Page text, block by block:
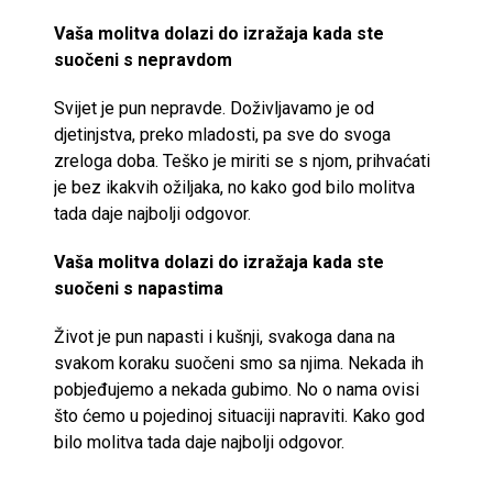
Vaša molitva dolazi do izražaja kada ste
suočeni s nepravdom
Svijet je pun nepravde. Doživljavamo je od
djetinjstva, preko mladosti, pa sve do svoga
zreloga doba. Teško je miriti se s njom, prihvaćati
je bez ikakvih ožiljaka, no kako god bilo molitva
tada daje najbolji odgovor.
Vaša molitva dolazi do izražaja kada ste
suočeni s napastima
Život je pun napasti i kušnji, svakoga dana na
svakom koraku suočeni smo sa njima. Nekada ih
pobjeđujemo a nekada gubimo. No o nama ovisi
što ćemo u pojedinoj situaciji napraviti. Kako god
bilo molitva tada daje najbolji odgovor.